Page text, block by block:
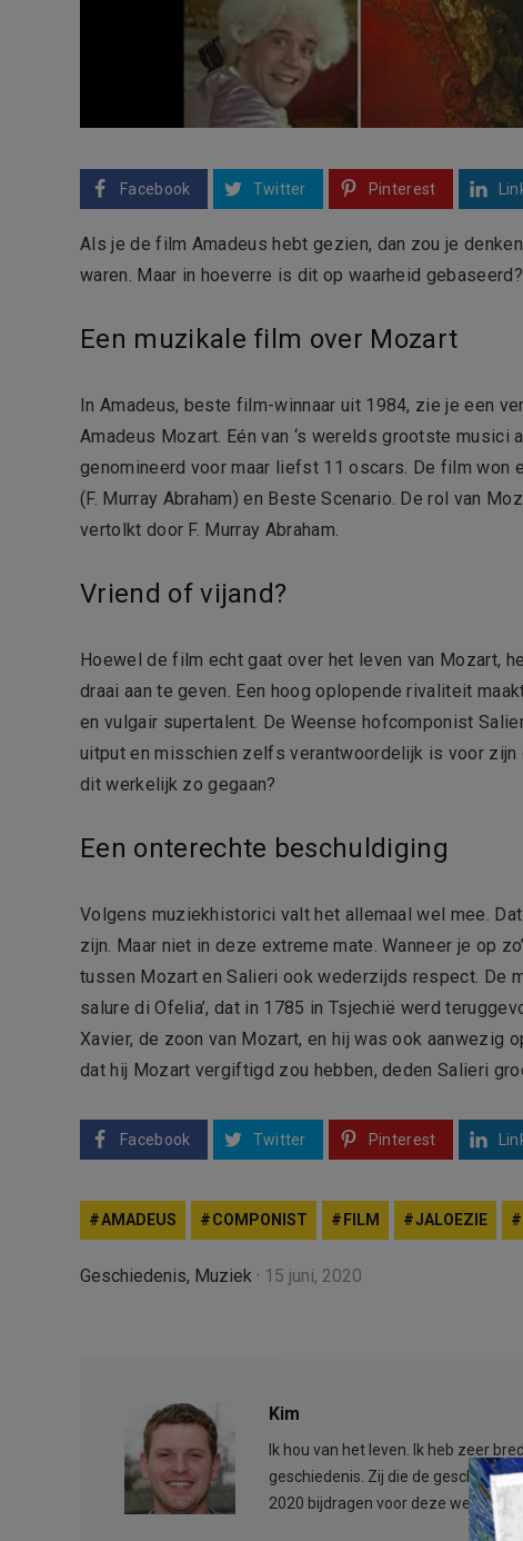
Facebook Twitter Pinterest
Als je de film Amadeus hebt gezien, dan zou je
waren. Maar in hoeverre is dit op waarheid
Een muzikale film over Mozart
In Amadeus, beste film-winnaar uit 1984, zie je een
Amadeus Mozart. Eén van ‘s werelds grootste
genomineerd voor maar liefst 11 oscars. De film won
(F. Murray Abraham) en Beste Scenario. De rol van
vertolkt door F. Murray Abraham.
Vriend of vijand?
Hoewel de film echt gaat over het leven van Mozart,
draai aan te geven. Een hoog oplopende rivaliteit
en vulgair supertalent. De Weense hofcomponist
uitput en misschien zelfs verantwoordelijk is voor
dit werkelijk zo gegaan?
Een onterechte beschuldiging
Volgens muziekhistorici valt het allemaal wel mee.
zijn. Maar niet in deze extreme mate. Wanneer je op
tussen Mozart en Salieri ook wederzijds respect. De
salure di Ofelia’, dat in 1785 in Tsjechië werd
Xavier, de zoon van Mozart, en hij was ook aanwezig
dat hij Mozart vergiftigd zou hebben, deden Salieri
Facebook Twitter Pinterest
AMADEUS COMPONIST FILM JALOEZIE
Geschiedenis, Muziek · 15 juni, 2020
Kim
Ik hou van het leven. Ik heb zeer
geschiedenis. Zij die de
2020 bijdragen voor deze website.